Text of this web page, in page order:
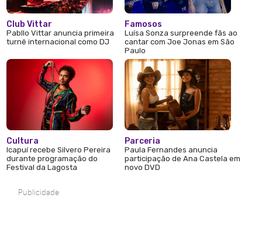
Club Vittar
Pabllo Vittar anuncia primeira
turnê internacional como DJ
Cultura
Icapuí recebe Silvero Pereira
durante programação do
Festival da Lagosta
Famosos
Luísa Sonza surpreende fãs ao
cantar com Joe Jonas em São
Paulo
Parceria
Paula Fernandes anuncia
participação de Ana Castela em
novo DVD
Publicidade